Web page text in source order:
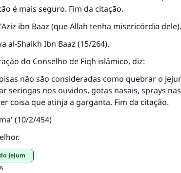
é mais seguro. Fim da citação.
'Aziz ibn Baaz (que Allah tenha misericórdia dele).
al-Shaikh Ibn Baaz (15/264).
do Conselho de Fiqh islâmico, diz:
não são consideradas como quebrar o
seringas nos ouvidos, gotas nasais, sprays
coisa que atinja a garganta. Fim da citação.
(10/2/454)
Jejum
n° 110845 salvou um
Ajude-nos a responder à Ummah
O Profeta ﷺ disse,
quer que incentive outros a fazer o que é
mesma recompensa que aqueles que o
(MUSLIM, 1893)